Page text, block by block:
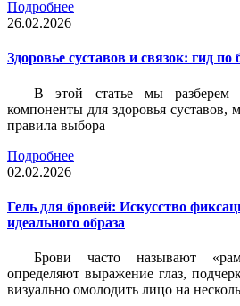
Подробнее
26.02.2026
Здоровье суставов и связок: гид
В этой статье мы разберем
компоненты для здоровья суставов,
правила выбора
Подробнее
02.02.2026
Гель для бровей: Искусство
идеального образа
Брови часто называют
определяют выражение глаз,
визуально омолодить лицо на